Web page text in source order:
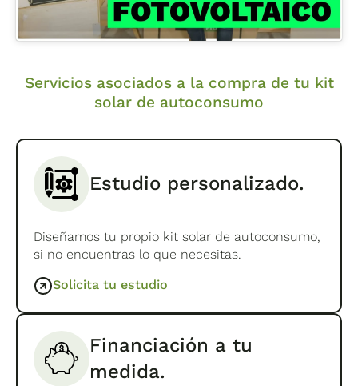
condiciones adecuadamente ajustados al tejado.
Servicios asociados a la compra de tu kit
solar de autoconsumo
Estudio personalizado.
Diseñamos tu propio kit solar de autoconsumo,
si no encuentras lo que necesitas.
Solicita tu estudio
Financiación a tu
medida.